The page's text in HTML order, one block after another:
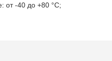
от -40 до +80 °С;